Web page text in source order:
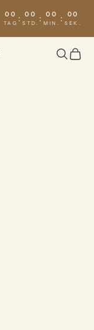
00
TAG : 00
STD. : 00
MIN. : 00
SEK.
Suchen